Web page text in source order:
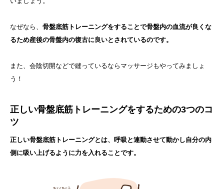
なぜなら、 骨盤底筋トレーニングをすることで骨盤内の血流が良くな
るため産後の骨盤内の復古に良いとされているのです。
また、会陰切開などで縫っているならマッサージもやってみましょ
う！
正しい骨盤底筋トレーニングをするための3つのコ
ツ
正しい骨盤底筋トレーニングとは、呼吸と連動させて動かし自分の内
側に吸い上げるように力を入れることです。